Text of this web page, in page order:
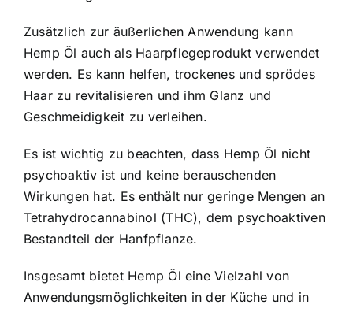
Zusätzlich zur äußerlichen Anwendung kann
Hemp Öl auch als Haarpflegeprodukt verwendet
werden. Es kann helfen, trockenes und sprödes
Haar zu revitalisieren und ihm Glanz und
Geschmeidigkeit zu verleihen.
Es ist wichtig zu beachten, dass Hemp Öl nicht
psychoaktiv ist und keine berauschenden
Wirkungen hat. Es enthält nur geringe Mengen an
Tetrahydrocannabinol (THC), dem psychoaktiven
Bestandteil der Hanfpflanze.
Insgesamt bietet Hemp Öl eine Vielzahl von
Anwendungsmöglichkeiten in der Küche und in